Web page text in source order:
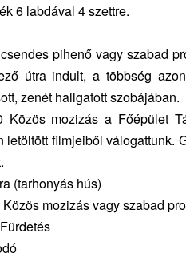
6 labdával 4 szettre.
pihenő vagy szabad
útra indult, a többség
zenét hallgatott szobájában.
Közös mozizás a Főépület
letöltött filmjeiből válogattunk.
(tarhonyás hús)
mozizás vagy szabad